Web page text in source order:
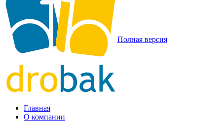
Полная версия
Главная
О компании